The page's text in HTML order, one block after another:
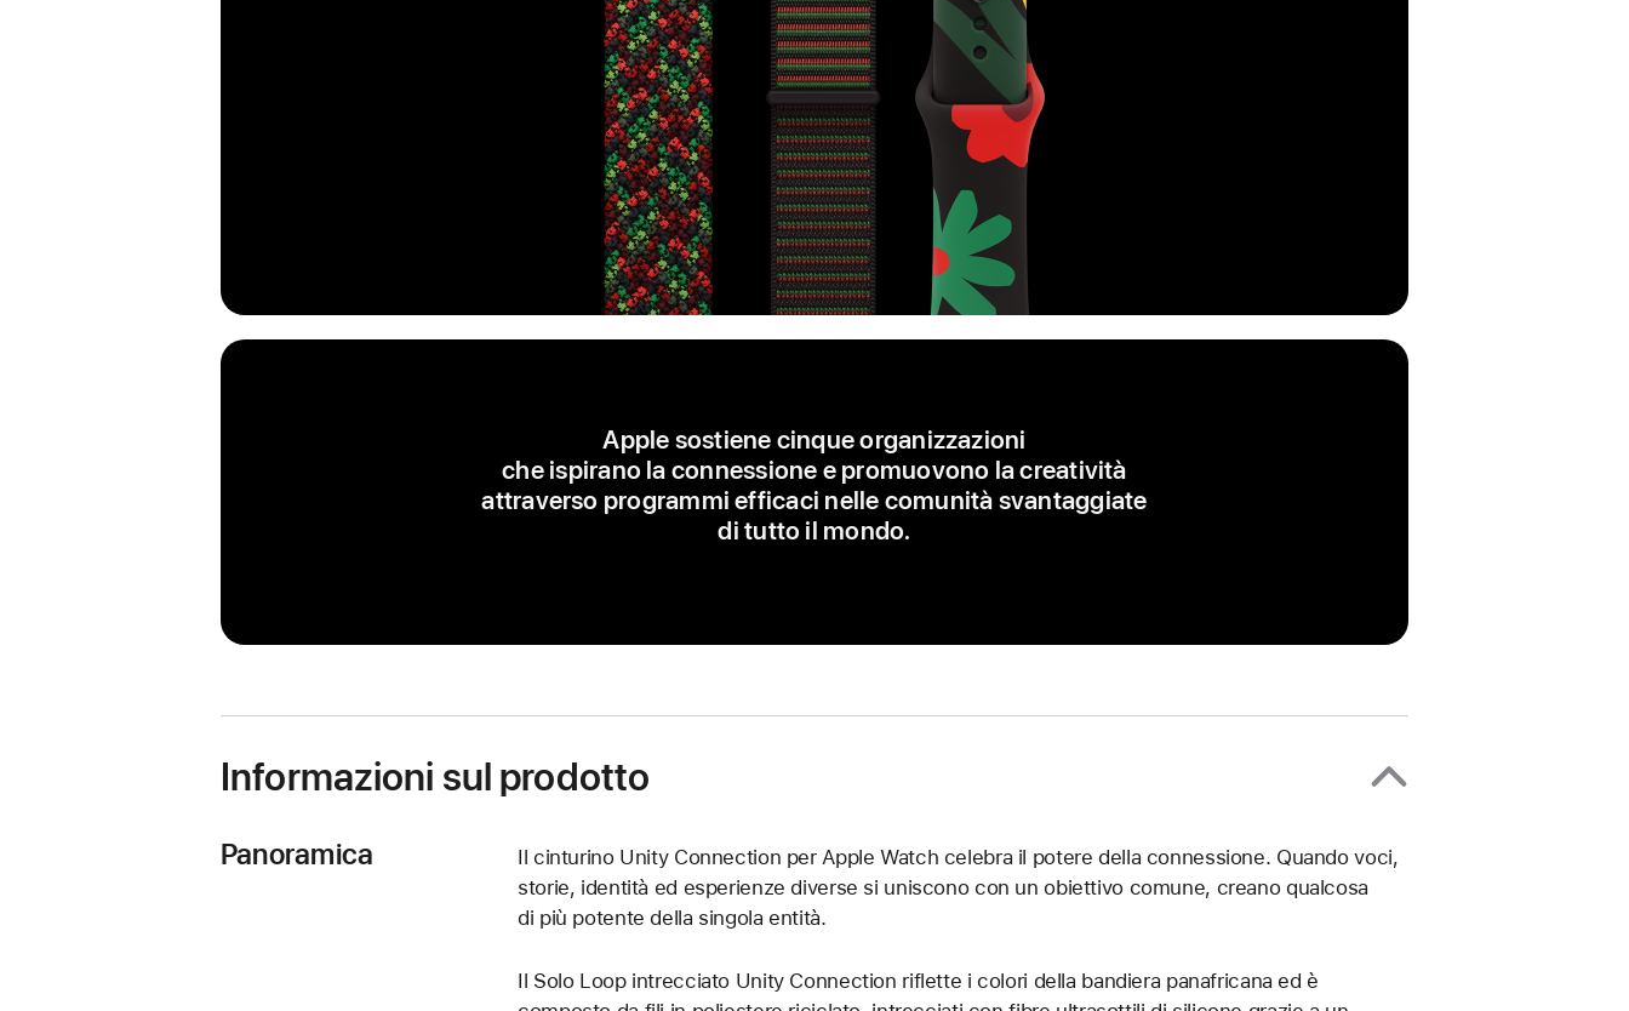
Apple sostiene cinque organizzazioni
che ispirano la connessione e promuovono la creatività
attraverso programmi efficaci nelle comunità svantaggiate
di tutto il mondo.
Informazioni sul prodotto
Panoramica
Il cinturino Unity Connection per Apple Watch celebra il potere della connessione. Quando voci,
storie, identità ed esperienze diverse si uniscono con un obiettivo comune, creano qualcosa
di più potente della singola entità.
Il Solo Loop intrecciato Unity Connection riflette i colori della bandiera panafricana ed è